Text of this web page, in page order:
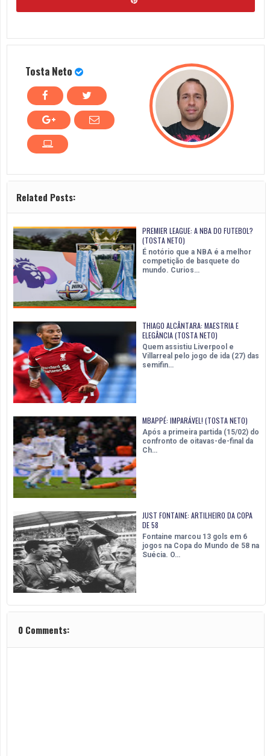
Tosta Neto
Related Posts:
PREMIER LEAGUE: A NBA DO FUTEBOL?
(TOSTA NETO)
É notório que a NBA é a melhor
competição de basquete do
mundo. Curios…
THIAGO ALCÂNTARA: MAESTRIA E
ELEGÂNCIA (TOSTA NETO)
Quem assistiu Liverpool e
Villarreal pelo jogo de ida (27) das
semifin…
MBAPPÉ: IMPARÁVEL! (TOSTA NETO)
Após a primeira partida (15/02) do
confronto de oitavas-de-final da
Ch…
JUST FONTAINE: ARTILHEIRO DA COPA
DE 58
Fontaine marcou 13 gols em 6
jogos na Copa do Mundo de 58 na
Suécia. O…
0 Comments: